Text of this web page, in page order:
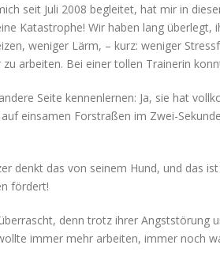
seit Juli 2008 begleitet, hat mir in
Katastrophe! Wir haben lang
weniger Lärm, – kurz: weniger
arbeiten. Bei einer tollen Trainerin
Seite kennenlernen: Ja, sie hat
einsamen Forstraßen im Zwei-
denkt das von seinem Hund, und das
fördert!
denn trotz ihrer Angststörung
immer mehr arbeiten, immer noch